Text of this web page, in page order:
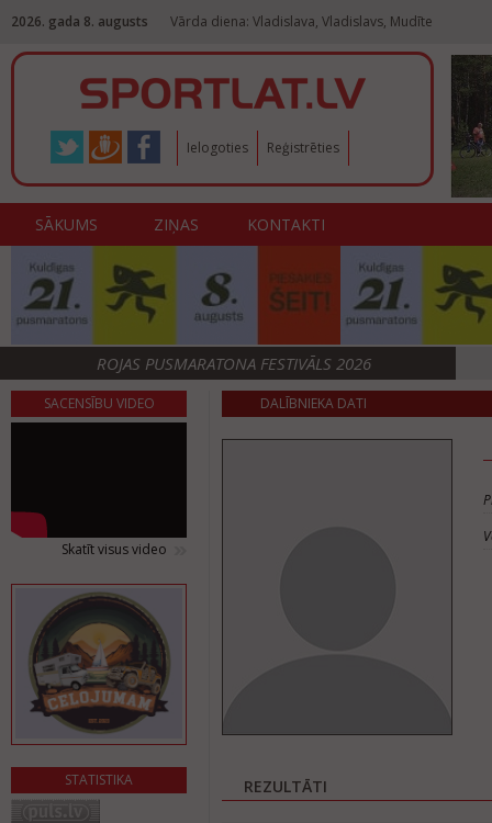
2026. gada 8. augusts Vārda diena: Vladislava, Vladislavs, Mudīte
Ielogoties Reģistrēties
SĀKUMS ZIŅAS KONTAKTI
ROJAS PUSMARATONA FESTIVĀLS 2026
SACENSĪBU VIDEO
Skatīt visus video
STATISTIKA
DALĪBNIEKA DATI
REZULTĀTI